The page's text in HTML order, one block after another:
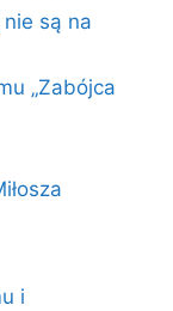
są na
„Zabójca
i